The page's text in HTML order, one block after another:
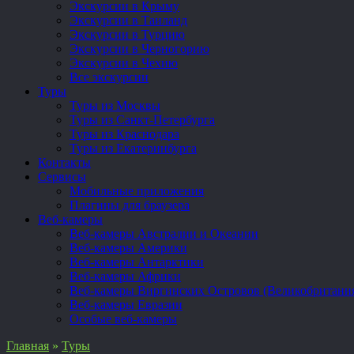
Экскурсии в Крыму
Экскурсии в Таиланд
Экскурсии в Турцию
Экскурсии в Черногорию
Экскурсии в Чехию
Все экскурсии
Туры
Туры из Москвы
Туры из Санкт-Петербурга
Туры из Краснодара
Туры из Екатеринбурга
Контакты
Сервисы
Мобильные приложения
Плагины для браузера
Веб-камеры
Веб-камеры Австралии и Океании
Веб-камеры Америки
Веб-камеры Антарктики
Веб-камеры Африки
Веб-камеры Виргинских Островов
Веб-камеры Евразии
Особые веб-камеры
Главная » Туры